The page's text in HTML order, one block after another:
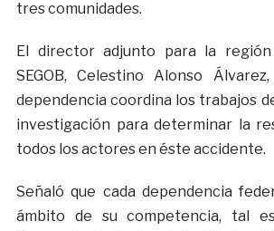
tres comunidades.
El director adjunto para la región
SEGOB, Celestino Alonso
dependencia coordina los trabajos
investigación para determinar la
todos los actores en éste accidente.
Señaló que cada dependencia
ámbito de su competencia, tal